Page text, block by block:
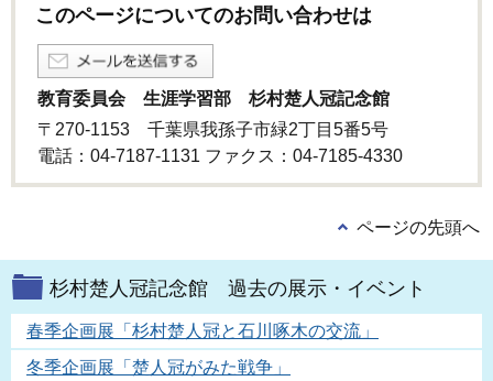
このページについてのお問い合わせは
教育委員会 生涯学習部 杉村楚人冠記念館
〒270-1153 千葉県我孫子市緑2丁目5番5号
電話：04-7187-1131 ファクス：04-7185-4330
ページの先頭へ
杉村楚人冠記念館 過去の展示・イベント
春季企画展「杉村楚人冠と石川啄木の交流」
冬季企画展「楚人冠がみた戦争」